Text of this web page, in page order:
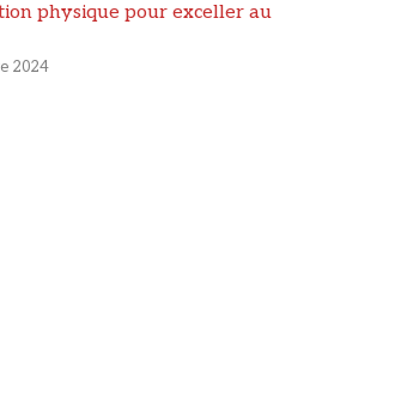
physique pour exceller au
2024